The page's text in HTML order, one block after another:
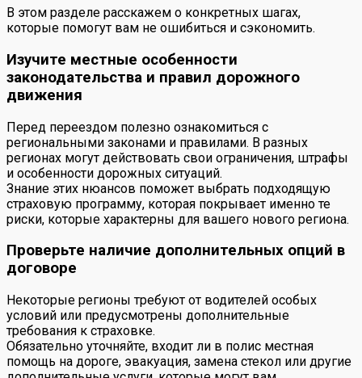
В этом разделе расскажем о конкретных шагах,
которые помогут вам не ошибиться и сэкономить.
Изучите местные особенности
законодательства и правил дорожного
движения
Перед переездом полезно ознакомиться с
региональными законами и правилами. В разных
регионах могут действовать свои ограничения, штрафы
и особенности дорожных ситуаций.
Знание этих нюансов поможет выбрать подходящую
страховую программу, которая покрывает именно те
риски, которые характерны для вашего нового региона.
Проверьте наличие дополнительных опций в
договоре
Некоторые регионы требуют от водителей особых
условий или предусмотрены дополнительные
требования к страховке.
Обязательно уточняйте, входит ли в полис местная
помощь на дороге, эвакуация, замена стекол или другие